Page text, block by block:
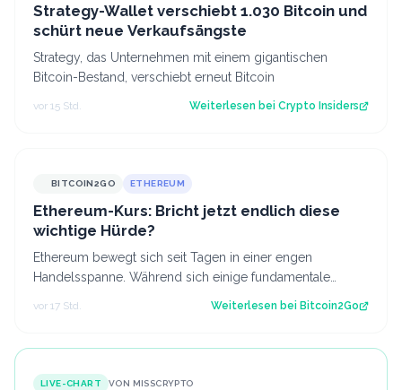
Strategy-Wallet verschiebt 1.030 Bitcoin und
schürt neue Verkaufsängste
Strategy, das Unternehmen mit einem gigantischen
Bitcoin-Bestand, verschiebt erneut Bitcoin
vor 15 Std. Weiterlesen bei Crypto Insiders
BITCOIN2GO ETHEREUM
Ethereum-Kurs: Bricht jetzt endlich diese
wichtige Hürde?
Ethereum bewegt sich seit Tagen in einer engen
Handelsspanne. Während sich einige fundamentale
vor 17 Std. Weiterlesen bei Bitcoin2Go
LIVE-CHART VON MISSCRYPTO